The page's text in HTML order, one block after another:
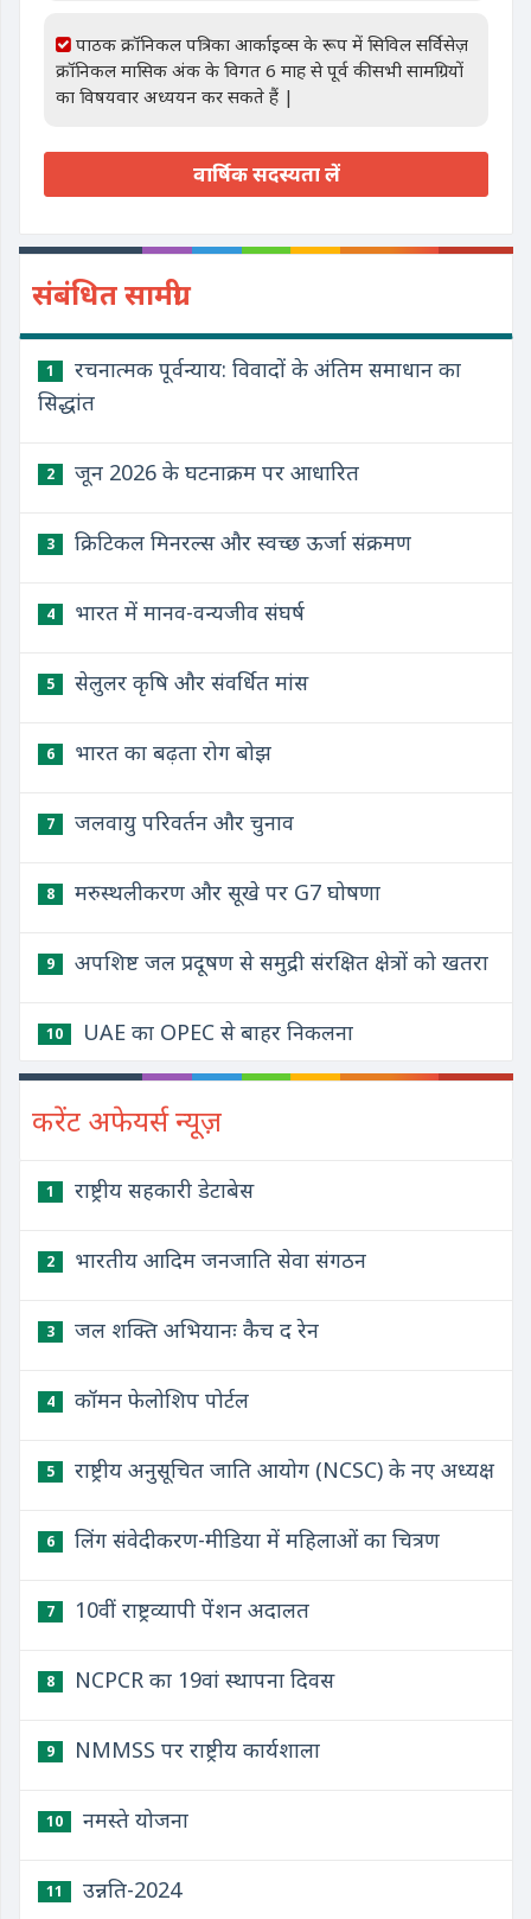
पाठक क्रॉनिकल पत्रिका आर्काइव्स के रूप में सिविल सर्विसेज़
क्रॉनिकल मासिक अंक के विगत 6 माह से पूर्व की सभी सामग्रियों
का विषयवार अध्ययन कर सकते हैं |
वार्षिक सदस्यता लें
संबंधित सामग्री
1
रचनात्मक पूर्वन्याय: विवादों के अंतिम समाधान का
सिद्धांत
2 जून 2026 के घटनाक्रम पर आधारित
3 क्रिटिकल मिनरल्स और स्वच्छ ऊर्जा संक्रमण
4 भारत में मानव-वन्यजीव संघर्ष
5 सेलुलर कृषि और संवर्धित मांस
6 भारत का बढ़ता रोग बोझ
7 जलवायु परिवर्तन और चुनाव
8 मरुस्थलीकरण और सूखे पर G7 घोषणा
9 अपशिष्ट जल प्रदूषण से समुद्री संरक्षित क्षेत्रों को खतरा
10 UAE का OPEC से बाहर निकलना
करेंट अफेयर्स न्यूज़
1 राष्ट्रीय सहकारी डेटाबेस
2 भारतीय आदिम जनजाति सेवा संगठन
3 जल शक्ति अभियानः कैच द रेन
4 कॉमन फेलोशिप पोर्टल
5 राष्ट्रीय अनुसूचित जाति आयोग (NCSC) के नए अध्यक्ष
6 लिंग संवेदीकरण-मीडिया में महिलाओं का चित्रण
7 10वीं राष्ट्रव्यापी पेंशन अदालत
8 NCPCR का 19वां स्थापना दिवस
9 NMMSS पर राष्ट्रीय कार्यशाला
10 नमस्ते योजना
11 उन्नति-2024